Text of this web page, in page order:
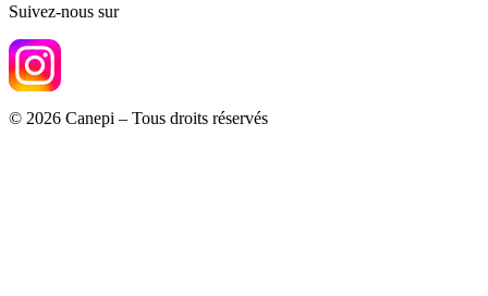
Suivez-nous sur
© 2026 Canepi – Tous droits réservés